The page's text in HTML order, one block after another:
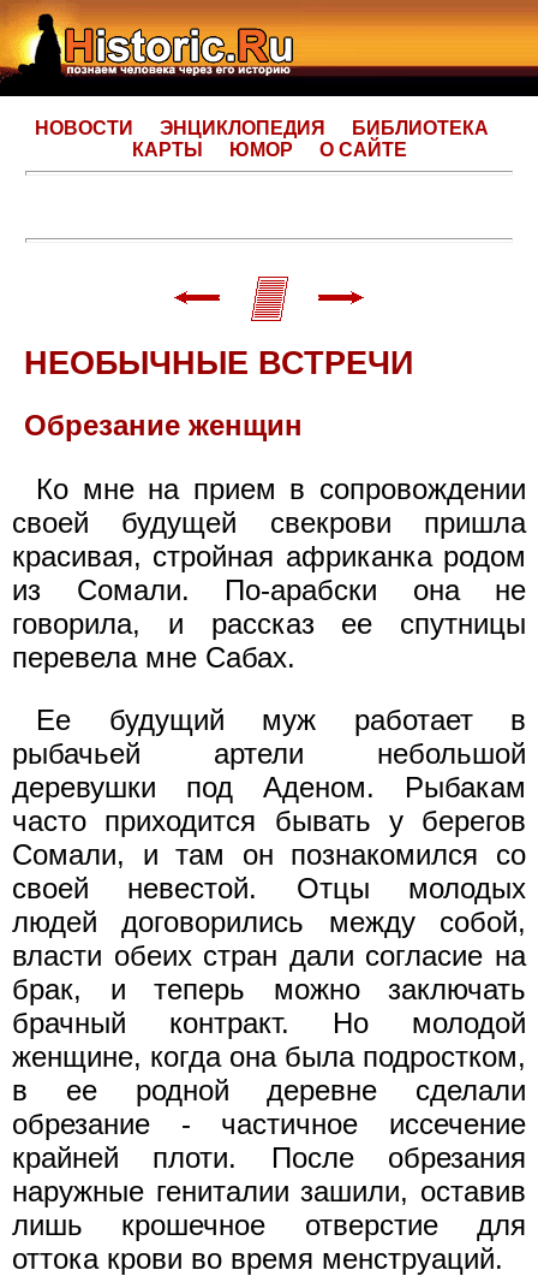
НОВОСТИ ЭНЦИКЛОПЕДИЯ
БИБЛИОТЕКА
КАРТЫ
ЮМОР О САЙТЕ
НЕОБЫЧНЫЕ ВСТРЕЧИ
Обрезание женщин
Ко мне на прием в сопровождении
своей будущей свекрови пришла
красивая, стройная африканка родом
из Сомали. По-арабски она не
говорила, и рассказ ее спутницы
перевела мне Сабах.
Ее будущий муж работает в
рыбачьей артели небольшой
деревушки под Аденом. Рыбакам
часто приходится бывать у берегов
Сомали, и там он познакомился со
своей невестой. Отцы молодых
людей договорились между собой,
власти обеих стран дали согласие на
брак, и теперь можно заключать
брачный контракт. Но молодой
женщине, когда она была подростком,
в ее родной деревне сделали
обрезание - частичное иссечение
крайней плоти. После обрезания
наружные гениталии зашили, оставив
лишь крошечное отверстие для
оттока крови во время менструаций.